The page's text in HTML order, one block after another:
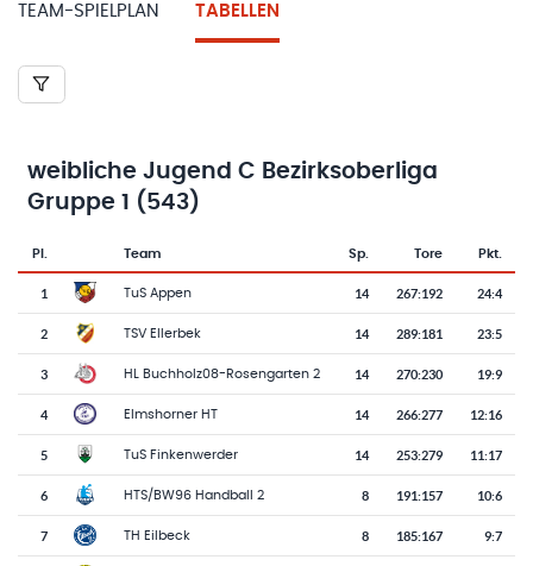
TEAM-SPIELPLAN TABELLEN
weibliche Jugend C Bezirksoberliga
Gruppe 1 (543)
Tabelle mit Vereinsplatzierungen, Spielen, Toren und Punkten
Pl.
Team-Logo
Team Sp. Tore Pkt.
1 TuS Appen 14 267:192 24:4
2 TSV Ellerbek 14 289:181 23:5
3 HL Buchholz08-Rosengarten 2 14 270:230 19:9
4 Elmshorner HT 14 266:277 12:16
5 TuS Finkenwerder 14 253:279 11:17
6 HTS/BW96 Handball 2 8 191:157 10:6
7 TH Eilbeck 8 185:167 9:7